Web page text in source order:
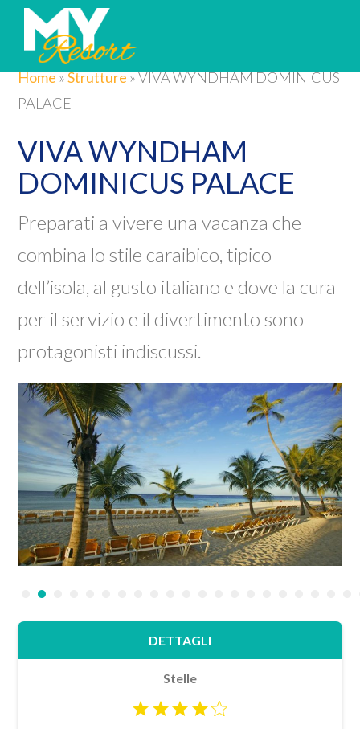
Home»Strutture»VIVA WYNDHAM DOMINICUS
PALACE
VIVA WYNDHAM
DOMINICUS PALACE
Preparati a vivere una vacanza che
combina lo stile caraibico, tipico
dell’isola, al gusto italiano e dove la cura
per il servizio e il divertimento sono
protagonisti indiscussi.
•
DETTAGLI
Stelle